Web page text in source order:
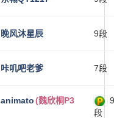
晚风沐星辰 9段
咔叽吧老爹 7段
animato(魏欣桐P3
9
段